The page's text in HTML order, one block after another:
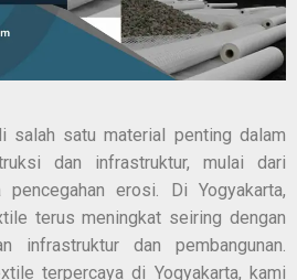
salah satu material penting dalam
dan infrastruktur, mulai dari
pencegahan erosi. Di Yogyakarta,
terus meningkat seiring dengan
infrastruktur dan pembangunan.
terpercaya di Yogyakarta, kami